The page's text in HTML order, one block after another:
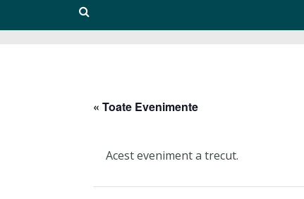
« Toate Evenimente
Acest eveniment a trecut.